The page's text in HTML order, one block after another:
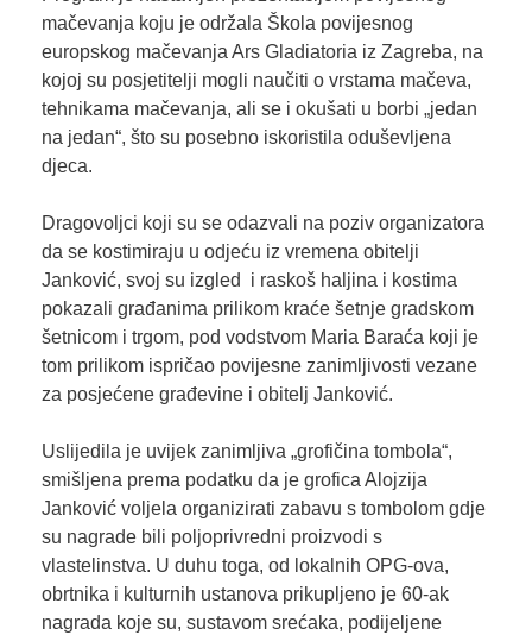
mačevanja koju je održala Škola povijesnog
europskog mačevanja Ars Gladiatoria iz Zagreba, na
kojoj su posjetitelji mogli naučiti o vrstama mačeva,
tehnikama mačevanja, ali se i okušati u borbi „jedan
na jedan“, što su posebno iskoristila oduševljena
djeca.
Dragovoljci koji su se odazvali na poziv organizatora
da se kostimiraju u odjeću iz vremena obitelji
Janković, svoj su izgled i raskoš haljina i kostima
pokazali građanima prilikom kraće šetnje gradskom
šetnicom i trgom, pod vodstvom Maria Baraća koji je
tom prilikom ispričao povijesne zanimljivosti vezane
za posjećene građevine i obitelj Janković.
Uslijedila je uvijek zanimljiva „grofičina tombola“,
smišljena prema podatku da je grofica Alojzija
Janković voljela organizirati zabavu s tombolom gdje
su nagrade bili poljoprivredni proizvodi s
vlastelinstva. U duhu toga, od lokalnih OPG-ova,
obrtnika i kulturnih ustanova prikupljeno je 60-ak
nagrada koje su, sustavom srećaka, podijeljene